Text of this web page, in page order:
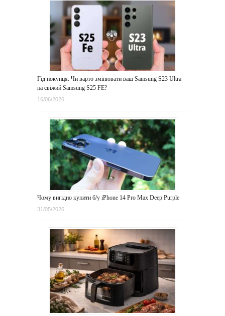
Гід покупця: Чи варто змінювати ваш Samsung S23 Ultra
на свіжий Samsung S25 FE?
16/06/2026
Чому вигідно купити б/у iPhone 14 Pro Max Deep Purple
31/05/2026